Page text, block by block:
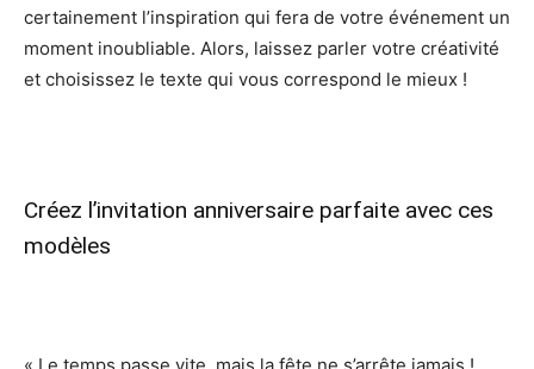
certainement l’inspiration qui fera de votre événement un
moment inoubliable. Alors, laissez parler votre créativité
et choisissez le texte qui vous correspond le mieux !
Créez l’invitation anniversaire parfaite avec ces
modèles